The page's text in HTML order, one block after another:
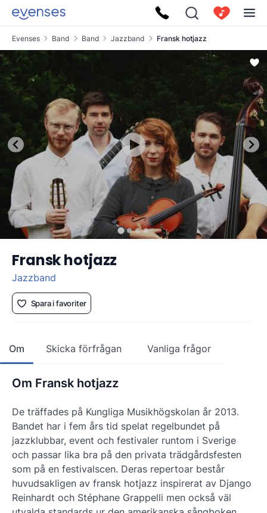
Evenses Band Band Jazzband Fransk hotjazz
Fransk hotjazz
Jazzband
Spara i favoriter
Om Skicka förfrågan Vanliga frågor
Om Fransk hotjazz
De träffades på Kungliga Musikhögskolan år 2013.
Bandet har i fem års tid spelat regelbundet på
jazzklubbar, event och festivaler runtom i Sverige
och passar lika bra på den privata trädgårdsfesten
som på en festivalscen. Deras repertoar består
huvudsakligen av fransk hotjazz inspirerat av Django
Reinhardt och Stéphane Grappelli men också väl